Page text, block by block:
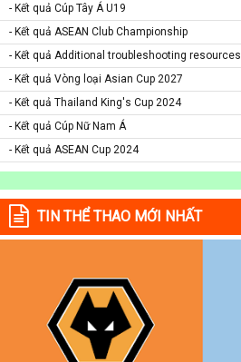
- Kết quả Cúp Tây Á U19
- Kết quả ASEAN Club Championship
- Kết quả Additional troubleshooting resources
- Kết quả Vòng loại Asian Cup 2027
- Kết quả Thailand King's Cup 2024
- Kết quả Cúp Nữ Nam Á
- Kết quả ASEAN Cup 2024
TIN THỂ THAO MỚI NHẤT